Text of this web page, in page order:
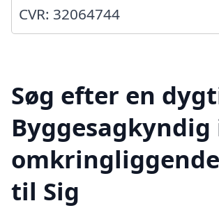
CVR: 32064744
Søg efter en
Byggesagkyndig
til Sig